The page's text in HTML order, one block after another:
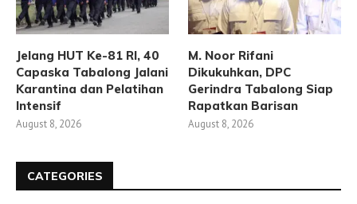
Jelang HUT Ke-81 RI, 40
Capaska Tabalong Jalani
Karantina dan Pelatihan
Intensif
August 8, 2026
M. Noor Rifani
Dikukuhkan, DPC
Gerindra Tabalong Siap
Rapatkan Barisan
August 8, 2026
CATEGORIES